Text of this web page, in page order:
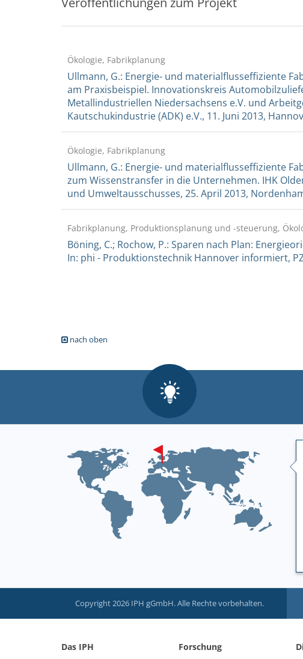
Ökologie, Fabrikplanung
Ullmann, G.: Energie- und materialflusseffiziente
am Praxisbeispiel. Innovationskreis
Metallindustriellen Niedersachsens e.V. und
Kautschukindustrie (ADK) e.V., 11. Juni 2013,
Ökologie, Fabrikplanung
Ullmann, G.: Energie- und materialflusseffiziente
zum Wissenstransfer in die Unternehmen. IHK
und Umweltausschusses, 25. April 2013,
Fabrikplanung, Produktionsplanung und -steuerung,
Böning, C.; Rochow, P.: Sparen nach Plan:
In: phi - Produktionstechnik Hannover informiert,
nach oben
Copyright 2026 IPH gGmbH. Alle Rechte vorbehalten.
Das IPH Forschung